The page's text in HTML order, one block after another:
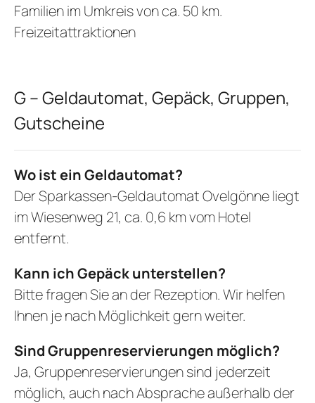
Familien im Umkreis von ca. 50 km.
Freizeitattraktionen
G – Geldautomat, Gepäck, Gruppen,
Gutscheine
Wo ist ein Geldautomat?
Der Sparkassen-Geldautomat Ovelgönne liegt
im Wiesenweg 21, ca. 0,6 km vom Hotel
entfernt.
Kann ich Gepäck unterstellen?
Bitte fragen Sie an der Rezeption. Wir helfen
Ihnen je nach Möglichkeit gern weiter.
Sind Gruppenreservierungen möglich?
Ja, Gruppenreservierungen sind jederzeit
möglich, auch nach Absprache außerhalb der